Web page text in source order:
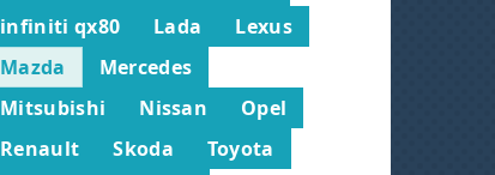
infiniti qx80
Lada
Lexus
Mazda
Mercedes
Mitsubishi
Nissan
Opel
Renault
Skoda
Toyota